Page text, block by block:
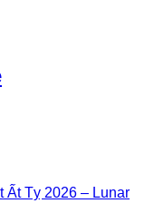
Ất Tỵ 2026 – Lunar